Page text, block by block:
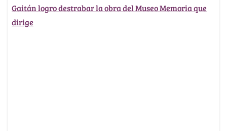
Gaitán logro destrabar la obra del Museo Memoria que
dirige